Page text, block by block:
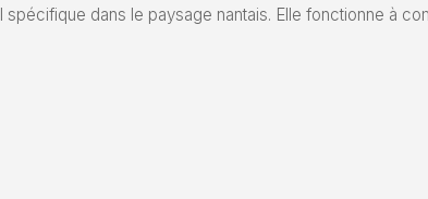
dans le paysage nantais. Elle fonctionne à